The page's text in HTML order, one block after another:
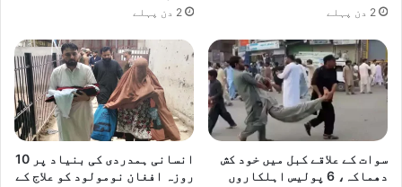
2 دن پہلے 2 دن پہلے
سوات کے علاقے کبل میں خود کش
دھماکہ، 6 پولیس اہلکاروں
انسانی ہمدردی کی بنیاد پر 10
روزہ افغان نومولود کو علاج کے